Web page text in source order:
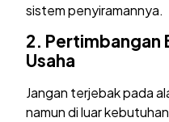
sistem penyiramannya.
2. Pertimbangan
Usaha
Jangan terjebak pada
namun di luar